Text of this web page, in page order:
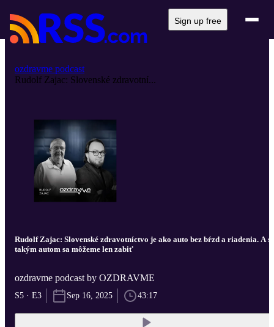
Sign up free
ozdravme podcast
Rudolf Zajac: Slovenské zdravotní...
Rudolf Zajac: Slovenské zdravotníctvo je ako auto bez bŕzd a riadenia. A s
takým autom sa môžeme len zabiť
ozdravme podcast by OZDRAVME
S5 · E3 Sep 16, 2025 43:17